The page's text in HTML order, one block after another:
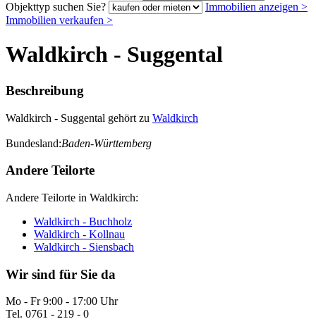
Objekttyp suchen Sie?
Immobilien anzeigen >
Immobilien verkaufen >
Waldkirch - Suggental
Beschreibung
Waldkirch - Suggental gehört zu Waldkirch
Bundesland:Baden-Württemberg
Andere Teilorte
Andere Teilorte in Waldkirch:
Waldkirch - Buchholz
Waldkirch - Kollnau
Waldkirch - Siensbach
Wir sind für Sie da
Mo - Fr 9:00 - 17:00 Uhr
Tel. 0761 - 219 - 0